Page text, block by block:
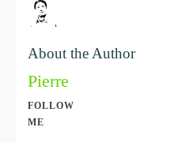
About the Author
Pierre
FOLLOW
ME